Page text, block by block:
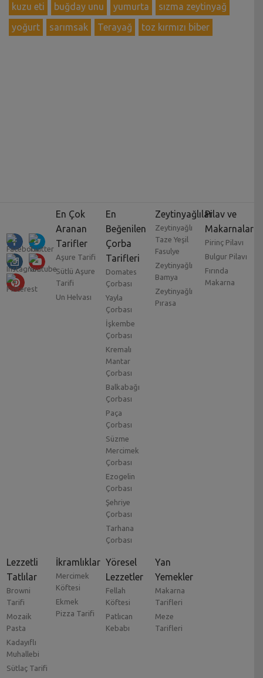
kuzu eti buğday unu yumurta
sızma zeytinyağ
yoğurt
sarımsak Terayağ toz kırmızı biber
En Çok
Aranan
Tarifler
Aşure Tarifi
Sütlü Aşure
Tarifi
Un Helvası
En
Beğenilen
Çorba
Tarifleri
Domates
Çorbası
Yayla
Çorbası
İşkembe
Çorbası
Kremalı
Mantar
Çorbası
Balkabağı
Çorbası
Paça
Çorbası
Süzme
Mercimek
Çorbası
Ezogelin
Çorbası
Şehriye
Çorbası
Tarhana
Çorbası
Zeytinyağlılar
Zeytinyağlı
Taze Yeşil
Fasulye
Zeytinyağlı
Bamya
Zeytinyağlı
Pırasa
Pilav ve
Makarnalar
Pirinç Pilavı
Bulgur Pilavı
Fırında
Makarna
Lezzetli
Tatlılar
Browni
Tarifi
Mozaik
Pasta
Kadayıflı
Muhallebi
Sütlaç Tarifi
İkramlıklar
Mercimek
Köftesi
Ekmek
Pizza Tarifi
Yöresel
Lezzetler
Fellah
Köftesi
Patlıcan
Kebabı
Yan
Yemekler
Makarna
Tarifleri
Meze
Tarifleri